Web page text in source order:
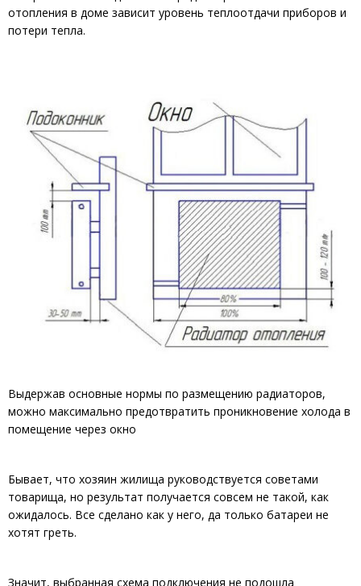
отопления в доме зависит уровень теплоотдачи приборов и
потери тепла.
Выдержав основные нормы по размещению радиаторов,
можно максимально предотвратить проникновение холода в
помещение через окно
Бывает, что хозяин жилища руководствуется советами
товарища, но результат получается совсем не такой, как
ожидалось. Все сделано как у него, да только батареи не
хотят греть.
Значит, выбранная схема подключения не подошла